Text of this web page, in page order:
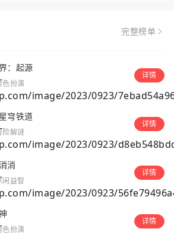
完整榜单
：起源
扮演
详情
穹铁道
解谜
详情
消
益智
详情
扮演
详情